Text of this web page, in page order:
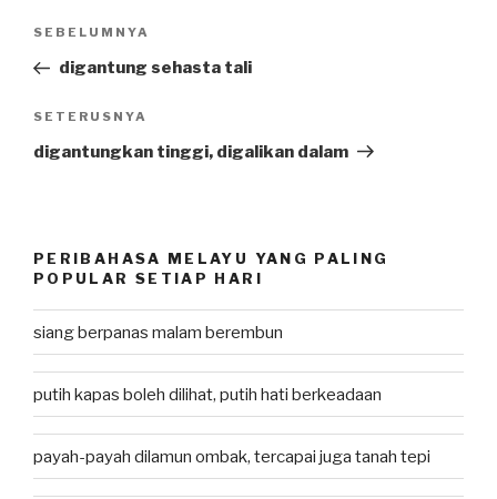
Post
Previous
Post
SEBELUMNYA
digantung sehasta tali
Next
Post
SETERUSNYA
digantungkan tinggi, digalikan dalam
PERIBAHASA MELAYU YANG PALING
POPULAR SETIAP HARI
siang berpanas malam berembun
putih kapas boleh dilihat, putih hati berkeadaan
payah-payah dilamun ombak, tercapai juga tanah tepi